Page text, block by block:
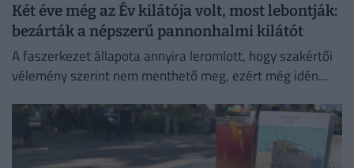
Két éve még az Év kilátója volt, most lebontják:
bezárták a népszerű pannonhalmi kilátót
A faszerkezet állapota annyira leromlott, hogy szakértői
vélemény szerint nem menthető meg, ezért még idén